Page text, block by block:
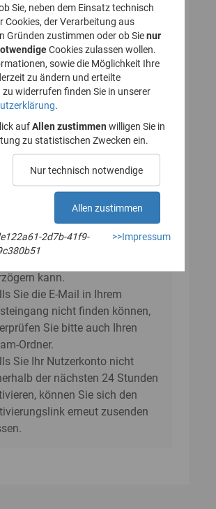
beim Empfang der
beachten Sie, dass sich der
der E-Mail um einige
kann.
Sie die E-Mail in Ihrem
nicht finden können,
Sie bitte auch Ihren
Ordner.
Sie Ihr Nutzerkonto nicht
der nächsten 24 Stunden
können Sie sich den
erneut zusenden
Sie, neben dem Einsatz technisch
Cookies, der Verarbeitung aus
Gründen zustimmen oder ob Sienur
Cookies zulassen wollen.
sowie die Möglichkeit Ihre
zu ändern und erteilte
zu widerrufen finden Sie in unserer
.
aufAllen zustimmen willigen Sie in
zu statistischen Zwecken ein.
Nur technisch notwendige
Allen zustimmen
2d7b-41f9-
>>Impressum